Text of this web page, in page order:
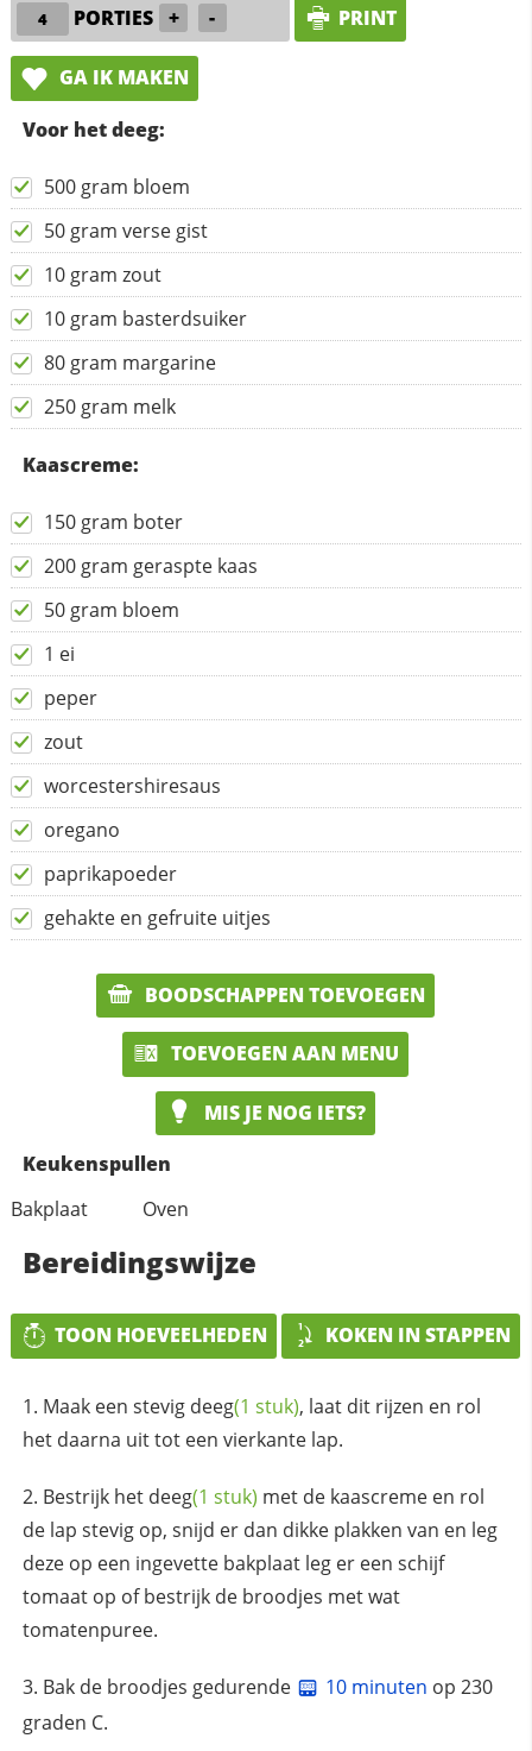
PORTIES + - PRINT
GA IK MAKEN
Voor het deeg:
500 gram bloem
50 gram verse gist
10 gram zout
10 gram basterdsuiker
80 gram margarine
250 gram melk
Kaascreme:
150 gram boter
200 gram geraspte kaas
50 gram bloem
1 ei
peper
zout
worcestershiresaus
oregano
paprikapoeder
gehakte en gefruite uitjes
BOODSCHAPPEN TOEVOEGEN
TOEVOEGEN AAN MENU
MIS JE NOG IETS?
Keukenspullen
Bakplaat
Oven
Bereidingswijze
TOON HOEVEELHEDEN KOKEN IN STAPPEN
Maak een stevig deeg(1 stuk), laat dit rijzen en rol
het daarna uit tot een vierkante lap.
Bestrijk het deeg(1 stuk) met de kaascreme en rol
de lap stevig op, snijd er dan dikke plakken van en leg
deze op een ingevette bakplaat leg er een schijf
tomaat op of bestrijk de broodjes met wat
tomatenpuree.
Bak de broodjes gedurende 10 minuten op 230
graden C.